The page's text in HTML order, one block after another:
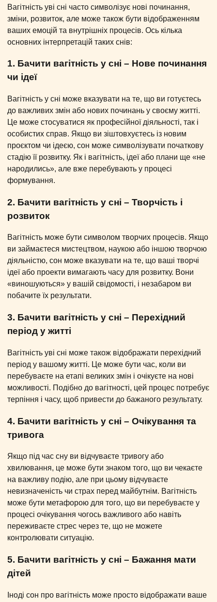
Вагітність уві сні часто символізує нові починання,
зміни, розвиток, але може також бути відображенням
ваших емоцій та внутрішніх процесів. Ось кілька
основних інтерпретацій таких снів:
1. Бачити вагітність у сні – Нове починання
чи ідеї
Вагітність у сні може вказувати на те, що ви готуєтесь
до важливих змін або нових починань у своєму житті.
Це може стосуватися як професійної діяльності, так і
особистих справ. Якщо ви зіштовхуєтесь із новим
проєктом чи ідеєю, сон може символізувати початкову
стадію її розвитку. Як і вагітність, ідеї або плани ще «не
народились», але вже перебувають у процесі
формування.
2. Бачити вагітність у сні – Творчість і
розвиток
Вагітність може бути символом творчих процесів. Якщо
ви займаєтеся мистецтвом, наукою або іншою творчою
діяльністю, сон може вказувати на те, що ваші творчі
ідеї або проекти вимагають часу для розвитку. Вони
«виношуються» у вашій свідомості, і незабаром ви
побачите їх результати.
3. Бачити вагітність у сні – Перехідний
період у житті
Вагітність уві сні може також відображати перехідний
період у вашому житті. Це може бути час, коли ви
перебуваєте на етапі великих змін і очікуєте на нові
можливості. Подібно до вагітності, цей процес потребує
терпіння і часу, щоб привести до бажаного результату.
4. Бачити вагітність у сні – Очікування та
тривога
Якщо під час сну ви відчуваєте тривогу або
хвилювання, це може бути знаком того, що ви чекаєте
на важливу подію, але при цьому відчуваєте
невизначеність чи страх перед майбутнім. Вагітність
може бути метафорою для того, що ви перебуваєте у
процесі очікування чогось важливого або навіть
переживаєте стрес через те, що не можете
контролювати ситуацію.
5. Бачити вагітність у сні – Бажання мати
дітей
Іноді сон про вагітність може просто відображати ваше